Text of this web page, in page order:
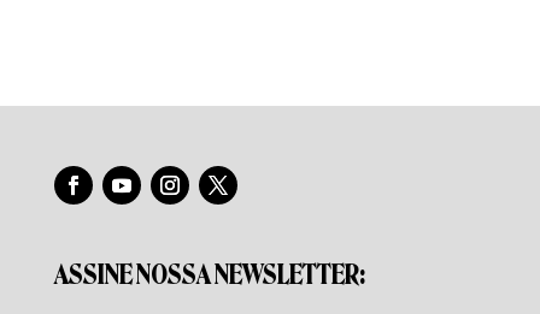
ASSINE NOSSA NEWSLETTER: